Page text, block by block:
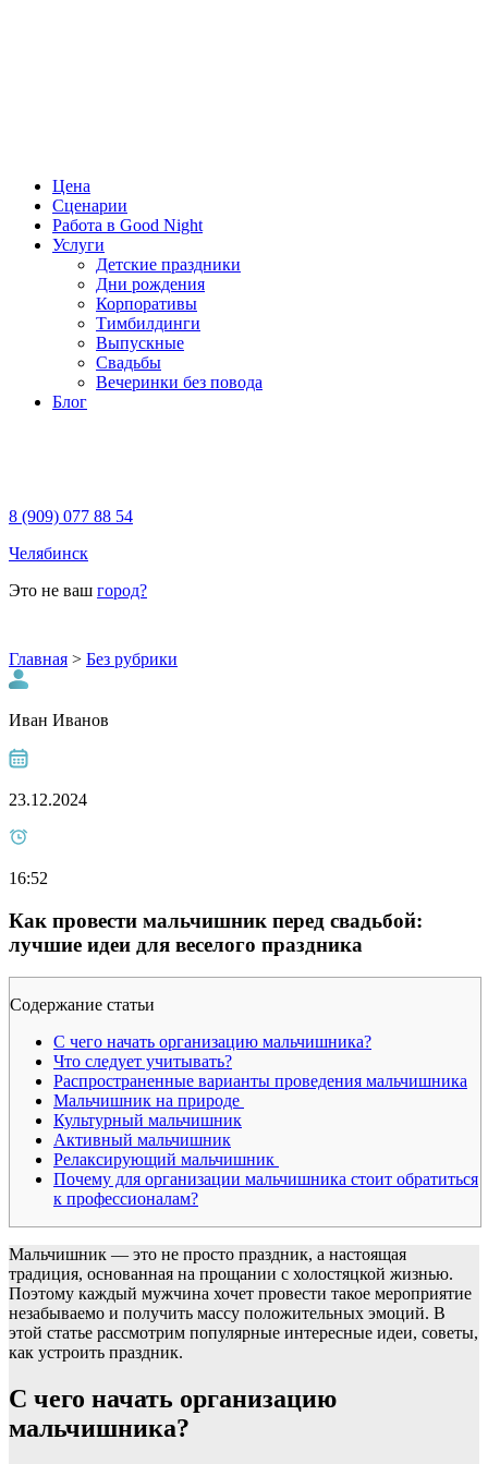
Цена
Сценарии
Работа в Good Night
Услуги
Детские праздники
Дни рождения
Корпоративы
Тимбилдинги
Выпускные
Свадьбы
Вечеринки без повода
Блог
8 (909) 077 88 54
Челябинск
Это не ваш город?
Главная > Без рубрики
Иван Иванов
23.12.2024
16:52
Как провести мальчишник перед свадьбой:
лучшие идеи для веселого праздника
Содержание статьи
С чего начать организацию мальчишника?
Что следует учитывать?
Распространенные варианты проведения мальчишника
Мальчишник на природе
Культурный мальчишник
Активный мальчишник
Релаксирующий мальчишник
Почему для организации мальчишника стоит обратиться
к профессионалам?
Мальчишник — это не просто праздник, а настоящая
традиция, основанная на прощании с холостяцкой жизнью.
Поэтому каждый мужчина хочет провести такое мероприятие
незабываемо и получить массу положительных эмоций. В
этой статье рассмотрим популярные интересные идеи, советы,
как устроить праздник.
С чего начать организацию
мальчишника?